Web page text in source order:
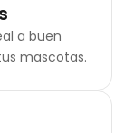
a buen
mascotas.